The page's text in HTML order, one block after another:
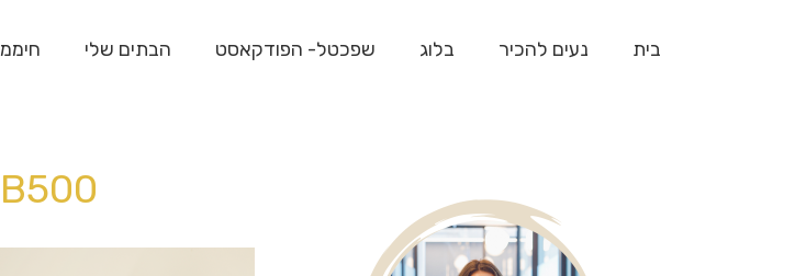
בית נעים להכיר בלוג שפכטל- הפודקאסט הבתים שלי